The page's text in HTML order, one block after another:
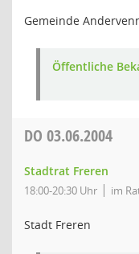
Gemeinde
Öffentliche
DO 03.06.2004
Stadtrat Freren
18:00-20:30 Uhr im
Stadt Freren